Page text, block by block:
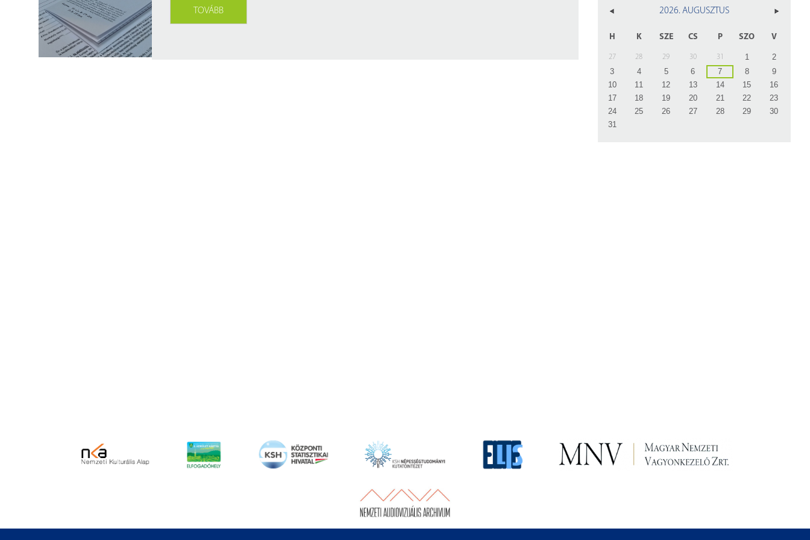
Findura Imre-díszoklevéllel kitüntetett kollégáink
Galéria
Pályázatok
Online katalógus
TOVÁBB 2026. AUGUSZTUS
H K SZE CS P SZO V
27 28 29 30 31 1
2
3
4 5 6 7 8
9
10
11 12 13 14 15
16
17
18 19 20 21 22
23
24
25 26 27 28 29
30
31